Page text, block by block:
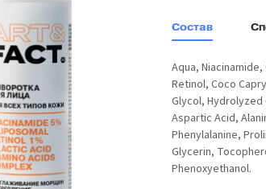
Состав
Aqua,
Retinol, Coco
Glycol, Hydrolyzed
Aspartic Acid,
Phenylalanine,
Glycerin,
Phenoxyethanol.